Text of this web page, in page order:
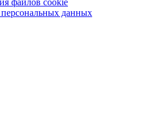
файлов cookie
персональных данных